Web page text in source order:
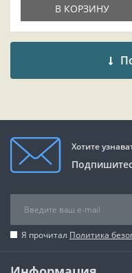
В КОРЗИНУ
Хотите
Я прочитал Политика